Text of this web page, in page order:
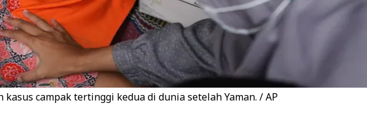
campak tertinggi kedua di dunia setelah Yaman. / AP